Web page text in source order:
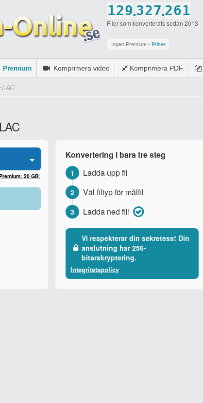
1
2
3
4
5
6
0
2
3
4
5
6
7
9
0
.3
4
5
6
7
8
2
3
4
5
6
7
7
8
9
0
.2
3
4
5
6
7
6
7
9
0
1
2
4
5
6
Filer som konverterats sedan 2013
Ingen Premium - Priser
Premium Komprimera video Komprimera PDF
20 GB)
Konvertering i bara tre steg
1 Ladda upp fil
2 Väl filtyp för målfil
3 Ladda ned fil!
Vi respekterar din sekretess! Din
anslutning har 256-
bitarskryptering.
Integritetspolicy